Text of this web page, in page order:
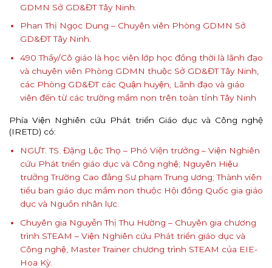
GDMN Sở GD&ĐT Tây Ninh.
Phan Thị Ngọc Dung – Chuyên viên Phòng GDMN Sở
GD&ĐT Tây Ninh.
490 Thầy/Cô giáo là học viên lớp học đồng thời là lãnh đạo
và chuyên viên Phòng GDMN thuộc Sở GD&ĐT Tây Ninh,
các Phòng GD&ĐT các Quận huyện, Lãnh đạo và giáo
viên đến từ các trường mầm non trên toàn tỉnh Tây Ninh
Phía Viện Nghiên cứu Phát triển Giáo dục và Công nghệ
(IRETD) có:
NGƯT. TS. Đặng Lộc Thọ – Phó Viện trưởng – Viện Nghiên
cứu Phát triển giáo dục và Công nghệ; Nguyên Hiệu
trưởng Trường Cao đẳng Sư phạm Trung ương; Thành viên
tiểu ban giáo dục mầm non thuộc Hội đồng Quốc gia giáo
dục và Nguồn nhân lực.
Chuyên gia Nguyễn Thị Thu Hường – Chuyên gia chương
trình STEAM – Viện Nghiên cứu Phát triển giáo dục và
Công nghệ, Master Trainer chương trình STEAM của EIE-
Hoa Kỳ.